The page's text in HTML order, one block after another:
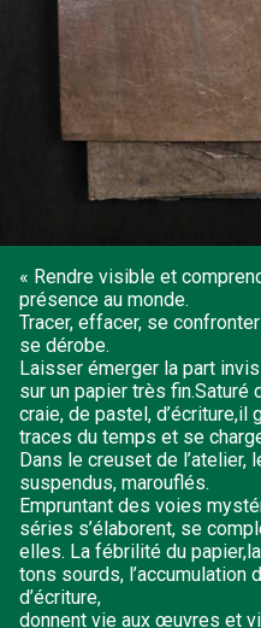
« Rendre visible et
présence au monde.
Tracer, effacer, se
se dérobe.
Laisser émerger la part
sur un papier très fin.Saturé
craie, de pastel,
traces du temps et se
Dans le creuset de
suspendus, marouflés.
Empruntant des voies
séries s’élaborent, se
elles. La fébrilité du
tons sourds,
d’écriture,
donnent vie aux œuvres et